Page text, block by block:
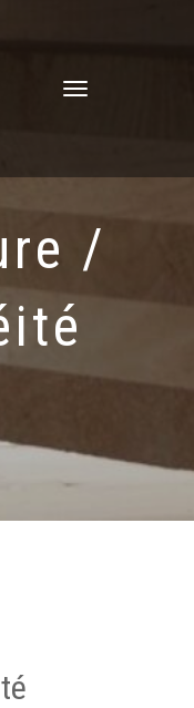
Déplier
navigation
/